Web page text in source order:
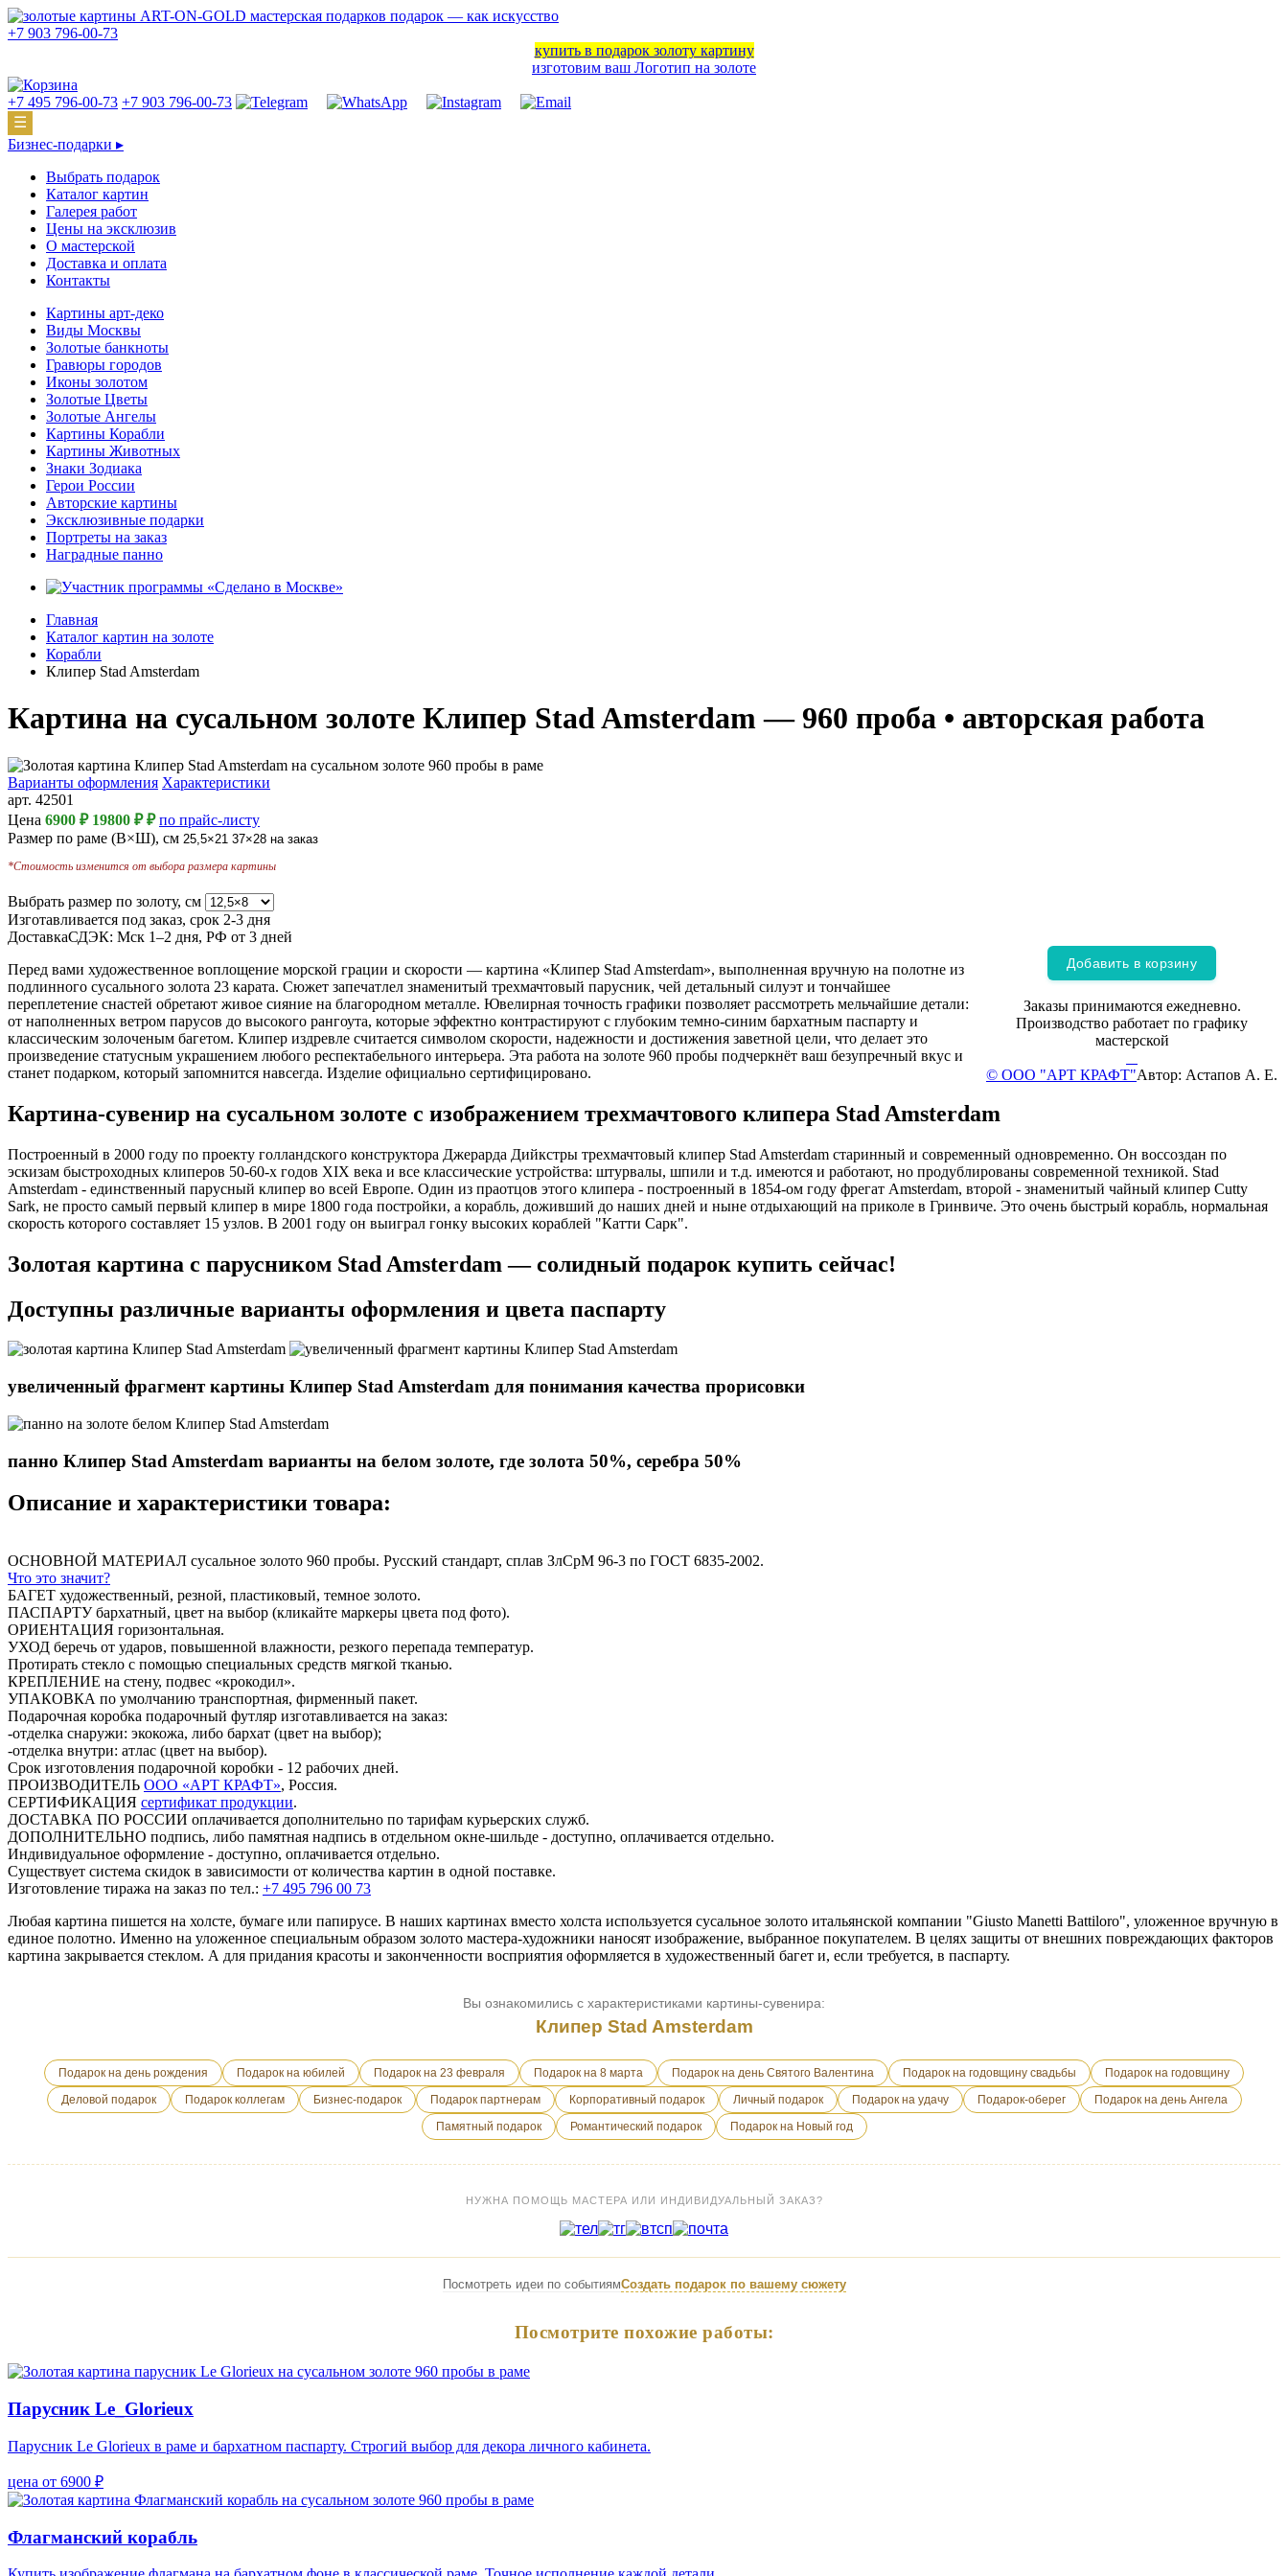
подарок — как искусство
+7 903 796-00-73
купить в подарок золоту картину
изготовим ваш Логотип на золоте
+7 495 796-00-73 +7 903 796-00-73
☰
Бизнес-подарки ▸
Выбрать подарок
Каталог картин
Галерея работ
Цены на эксклюзив
О мастерской
Доставка и оплата
Контакты
Картины арт-деко
Виды Москвы
Золотые банкноты
Гравюры городов
Иконы золотом
Золотые Цветы
Золотые Ангелы
Картины Корабли
Картины Животных
Знаки Зодиака
Герои России
Авторские картины
Эксклюзивные подарки
Портреты на заказ
Наградные панно
Главная
Каталог картин на золоте
Корабли
Клипер Stad Amsterdam
Картина на сусальном золоте Клипер Stad Amsterdam — 960 проба • авторская работа
Варианты оформления Характеристики
арт. 42501
Цена 6900 ₽ 19800 ₽₽по прайс-листу
Размер по раме (В×Ш), см 25,5×21 37×28 на заказ
*Стоимость изменится от выбора размера картины
Выбрать размер по золоту, см
Изготавливается под заказ, срок 2-3 дня
ДоставкаСДЭК: Мск 1–2 дня, РФ от 3 дней
Добавить в корзину
Заказы принимаются ежедневно.
Производство работает по графику
мастерской
© ООО "АРТ КРАФТ"Автор: Астапов А. Е.
Перед вами художественное воплощение морской грации и скорости — картина «Клипер Stad Amsterdam», выполненная вручную на полотне из
подлинного сусального золота 23 карата. Сюжет запечатлел знаменитый трехмачтовый парусник, чей детальный силуэт и тончайшее
переплетение снастей обретают живое сияние на благородном металле. Ювелирная точность графики позволяет рассмотреть мельчайшие детали:
от наполненных ветром парусов до высокого рангоута, которые эффектно контрастируют с глубоким темно-синим бархатным паспарту и
классическим золоченым багетом. Клипер издревле считается символом скорости, надежности и достижения заветной цели, что делает это
произведение статусным украшением любого респектабельного интерьера. Эта работа на золоте 960 пробы подчеркнёт ваш безупречный вкус и
станет подарком, который запомнится навсегда. Изделие официально сертифицировано.
Картина-сувенир на сусальном золоте с изображением трехмачтового клипера Stad Amsterdam
Построенный в 2000 году по проекту голландского конструктора Джерарда Дийкстры трехмачтовый клипер Stad Amsterdam старинный и современный одновременно. Он воссоздан по
эскизам быстроходных клиперов 50-60-х годов XIX века и все классические устройства: штурвалы, шпили и т.д. имеются и работают, но продублированы современной техникой. Stad
Amsterdam - единственный парусный клипер во всей Европе. Один из праотцов этого клипера - построенный в 1854-ом году фрегат Amsterdam, второй - знаменитый чайный клипер Cutty
Sark, не просто самый первый клипер в мире 1800 года постройки, а корабль, доживший до наших дней и ныне отдыхающий на приколе в Гринвиче. Это очень быстрый корабль, нормальная
скорость которого составляет 15 узлов. В 2001 году он выиграл гонку высоких кораблей "Катти Сарк".
Золотая картина с парусником Stad Amsterdam — солидный подарок купить сейчас!
Доступны различные варианты оформления и цвета паспарту
увеличенный фрагмент картины Клипер Stad Amsterdam для понимания качества прорисовки
панно Клипер Stad Amsterdam варианты на белом золоте, где золота 50%, серебра 50%
Описание и характеристики товара:
ОСНОВНОЙ МАТЕРИАЛ сусальное золото 960 пробы. Русский стандарт, сплав ЗлСрМ 96-3 по ГОСТ 6835-2002.
Что это значит?
БАГЕТ художественный, резной, пластиковый, темное золото.
ПАСПАРТУбархатный, цвет на выбор (кликайте маркеры цвета под фото).
ОРИЕНТАЦИЯ горизонтальная.
УХОД беречь от ударов, повышенной влажности, резкого перепада температур.
Протирать стекло с помощью специальных средств мягкой тканью.
КРЕПЛЕНИЕ на стену, подвес «крокодил».
УПАКОВКА по умолчанию транспортная, фирменный пакет.
Подарочная коробка подарочный футляр изготавливается на заказ:
-отделка снаружи: экокожа, либо бархат (цвет на выбор);
-отделка внутри: атлас (цвет на выбор).
Срок изготовления подарочной коробки - 12 рабочих дней.
ПРОИЗВОДИТЕЛЬ ООО «АРТ КРАФТ», Россия.
СЕРТИФИКАЦИЯ сертификат продукции.
ДОСТАВКА ПО РОССИИ оплачивается дополнительно по тарифам курьерских служб.
ДОПОЛНИТЕЛЬНО подпись, либо памятная надпись в отдельном окне-шильде - доступно, оплачивается отдельно.
Индивидуальное оформление - доступно, оплачивается отдельно.
Существует система скидок в зависимости от количества картин в одной поставке.
Изготовление тиража на заказ по тел.: +7 495 796 00 73
Любая картина пишется на холсте, бумаге или папирусе. В наших картинах вместо холста используется сусальное золото итальянской компании "Giusto Manetti Battiloro", уложенное вручную в
единое полотно. Именно на уложенное специальным образом золото мастера-художники наносят изображение, выбранное покупателем. В целях защиты от внешних повреждающих факторов
картина закрывается стеклом. А для придания красоты и законченности восприятия оформляется в художественный багет и, если требуется, в паспарту.
Вы ознакомились с характеристиками картины-сувенира:
Клипер Stad Amsterdam
Подарок на день рождения Подарок на юбилей Подарок на 23 февраля Подарок на 8 марта Подарок на день Святого Валентина Подарок на годовщину свадьбы
Подарок на годовщину
Деловой подарок
Подарок коллегам Бизнес-подарок Подарок партнерам Корпоративный подарок Личный подарок Подарок на удачу Подарок-оберег
Подарок на день Ангела
Памятный подарок
Романтический подарок Подарок на Новый год
НУЖНА ПОМОЩЬ МАСТЕРА ИЛИ ИНДИВИДУАЛЬНЫЙ ЗАКАЗ?
Посмотреть идеи по событиямСоздать подарок по вашему сюжету
Посмотрите похожие работы:
Парусник Le_Glorieux
Парусник Le Glorieux в раме и бархатном паспарту. Строгий выбор для декора личного кабинета.
цена от 6900 ₽
Флагманский корабль